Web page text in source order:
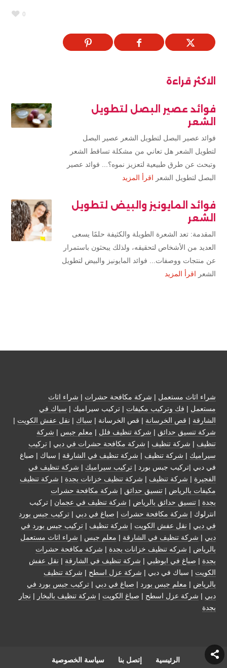
0
الاكثر قراءة
فوائد عصير البصل لتطويل
الشعر
فوائد عصير البصل لتطويل الشعر عصير البصل
لتطويل الشعر هل تعاني من مشكلة تساقط الشعر
وتبحث عن طرق طبيعية لتعزيز نموه؟... فوائد عصير
البصل لتطويل الشعر اقرأ المزيد
فوائد المايونيز والبيض لتطويل
الشعر
المقدمة: تعد الشعرة الطويلة والكثيفة حلمًا يسعى
العديد من الأشخاص لتحقيقه، ولذلك يبحثون باستمرار
عن منتجات ووصفات... فوائد المايونيز والبيض لتطويل
الشعر اقرأ المزيد
شراء اثاث مستعمل | شركة مكافحة حشرات | شراء اثاث
مستعمل | فك وتركيب مكيفات | تركيب سيراميك | سباك في
الشارقة | قص الخرسانة | قص الخرسانة | سباك | نقل عفش الكويت |
شركة تنسيق حدائق | شركة تنظيف فلل | معلم جبس | شركة
تنظيف | شركة تنظيف | شركة مكافحة حشرات في دبي | تركيب
سيراميك | شركة تنظيف | شركة تنظيف في الشارقة | سباك | صباغ
في دبي |تركيب جبس بورد | تركيب سيراميك | شركة تنظيف في
الفجيرة | شركة تنظيف | شركة تنظيف خزانات بجدة | شركة تنظيف
مكيفات بالرياض | تنسيق حدائق | شركة مكافحة حشرات
بجدة | تنسيق حدائق بالرياض | شركة تنظيف في عجمان | تركيب
انترلوك | شركة مكافحة حشرات | صباغ في دبي | تركيب جبس بورد
في دبي | نقل عفش الكويت | شركة تنظيف | تركيب جبس بورد في
دبي | شركة تنظيف في الشارقة | معلم جبس | شراء اثاث مستعمل
بالرياض | شركه تنظيف خزانات بجدة | شركة مكافحة حشرات
بجدة | صباغ في ابوظبي | شركة تنظيف في الشارقة | نقل عفش
الكويت | سباك في دبي | شركة عزل اسطح | شركة تنظيف
بالرياض | معلم جبس بورد | صباغ في دبي | تركيب جبس بورد في
دبي | شركة عزل اسطح | صباغ الكويت | شركة تنظيف بالبخار | نجار
بجدة
الرئيسية إتصل بنا سياسة الخصوصية